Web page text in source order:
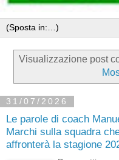
Visualizzazione post
31/07/2026
Le parole di coach
Marchi sulla squadra
affronterà la stagione